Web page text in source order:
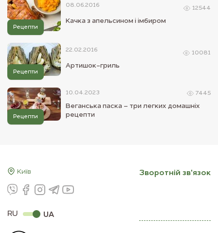
08.06.2016
Рецепти
Качка з апельсином і імбиром
12544
22.02.2016
Рецепти
Артишок-гриль
10081
10.04.2023
Рецепти
Веганська паска – три легких домашніх
рецепти
7445
Київ
RU UA
Зворотнiй зв'язок